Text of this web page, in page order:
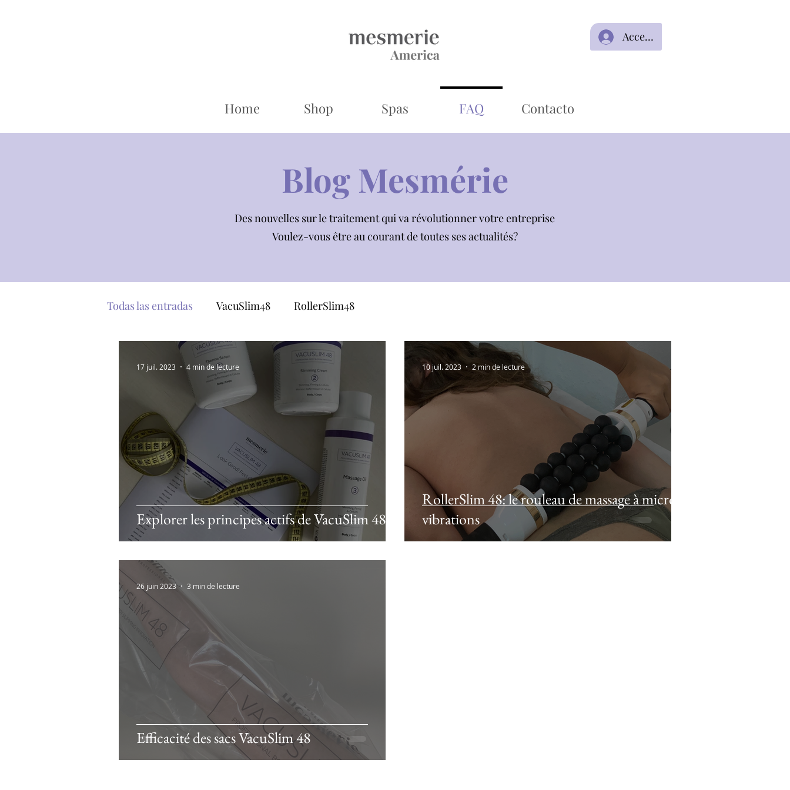
Acceso
Home Shop Spas FAQ Contacto
Blog Mesmérie
Des nouvelles sur le traitement qui va révolutionner votre entreprise
Voulez-vous être au courant de toutes ses actualités?
Todas las entradas VacuSlim48 RollerSlim48
Explorer les principes actifs de VacuSlim 48
17 juil. 2023 4 min de lecture
RollerSlim 48: le rouleau de massage à micro-
vibrations
10 juil. 2023 2 min de lecture
Efficacité des sacs VacuSlim 48
26 juin 2023 3 min de lecture